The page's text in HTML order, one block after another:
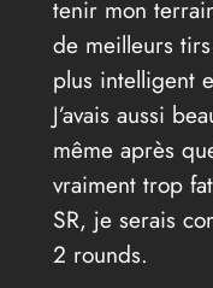
tenir mon
de meilleurs
plus intelligent
J’avais aussi
même après
vraiment trop
SR, je serais
2 rounds.